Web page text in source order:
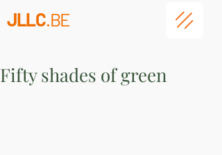
JLLC.BE
Fifty shades of green